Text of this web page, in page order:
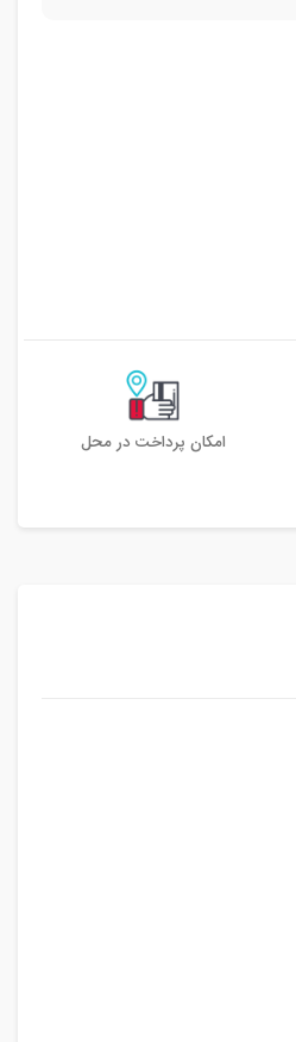
امکان پرداخت در محل